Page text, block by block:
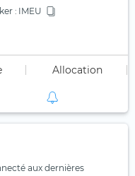
: IMEU
Allocation
aux dernières